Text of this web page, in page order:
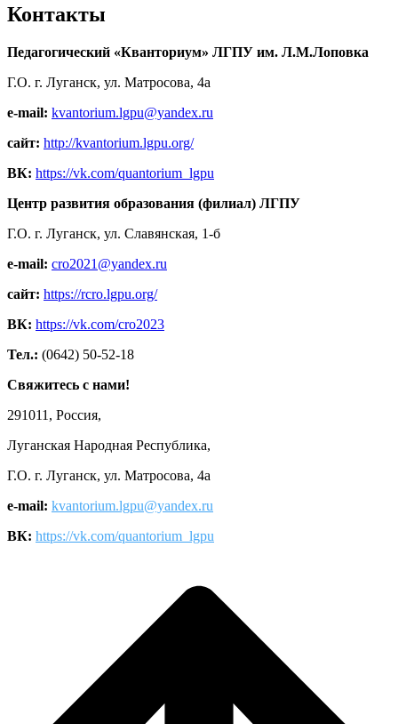
Контакты
Педагогический «Кванториум» ЛГПУ им. Л.М.Лоповка
Г.О. г. Луганск, ул. Матросова, 4а
e-mail: kvantorium.lgpu@yandex.ru
сайт: http://kvantorium.lgpu.org/
ВК: https://vk.com/quantorium_lgpu
Центр развития образования (филиал) ЛГПУ
Г.О. г. Луганск, ул. Славянская, 1-б
e-mail: cro2021@yandex.ru
сайт: https://rcro.lgpu.org/
ВК: https://vk.com/cro2023
Тел.: (0642) 50-52-18
Свяжитесь с нами!
291011, Россия,
Луганская Народная Республика,
Г.О. г. Луганск, ул. Матросова, 4а
e-mail: kvantorium.lgpu@yandex.ru
ВК: https://vk.com/quantorium_lgpu